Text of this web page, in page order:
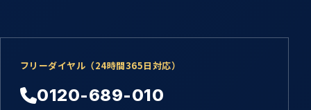
フリーダイヤル（24時間365日対応）
0120-689-010